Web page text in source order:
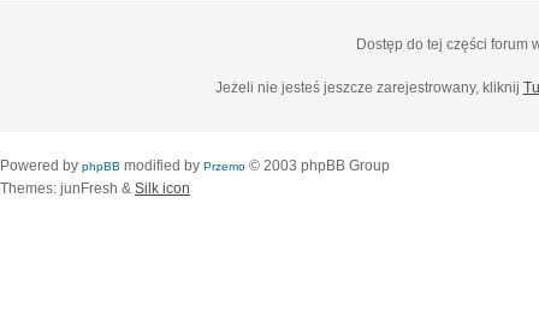
Dostęp do tej części forum
Jeżeli nie jesteś jeszcze zarejestrowany, kliknij
Powered by phpBB modified by Przemo © 2003 phpBB Group
Themes: junFresh & Silk icon